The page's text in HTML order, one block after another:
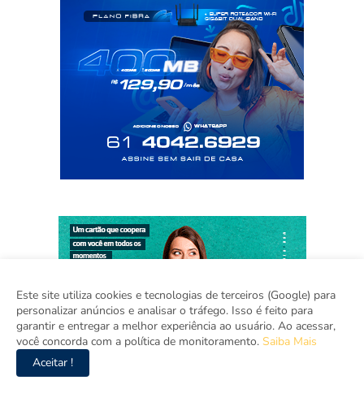
Este site utiliza cookies e tecnologias de terceiros (Google) para
personalizar anúncios e analisar o tráfego. Isso é feito para
garantir e entregar a melhor experiência ao usuário. Ao acessar,
você concorda com a política de monitoramento. Saiba Mais
Aceitar !